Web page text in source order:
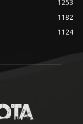
1253
1182
1124